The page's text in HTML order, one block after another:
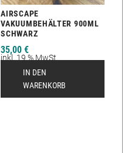
AIRSCAPE
VAKUUMBEHÄLTER 900ML
SCHWARZ
35,00€
inkl. 19 % MwSt.
Versandkosten
Lieferzeit:2-12 Tage
IN DEN
WARENKORB